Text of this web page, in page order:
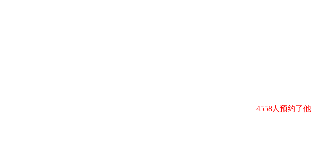
4558人预约了他